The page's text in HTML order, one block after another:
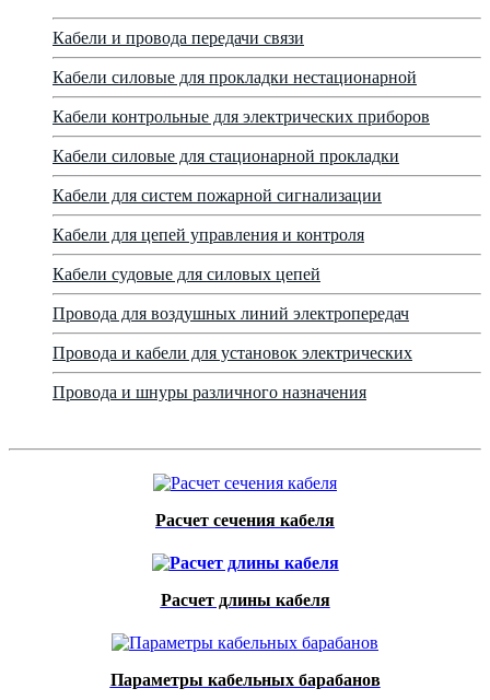
Кабели и провода передачи связи
Кабели силовые для прокладки нестационарной
Кабели контрольные для электрических приборов
Кабели силовые для стационарной прокладки
Кабели для систем пожарной сигнализации
Кабели для цепей управления и контроля
Кабели судовые для силовых цепей
Провода для воздушных линий электропередач
Провода и кабели для установок электрических
Провода и шнуры различного назначения
Расчет сечения кабеля
Расчет длины кабеля
Параметры кабельных барабанов